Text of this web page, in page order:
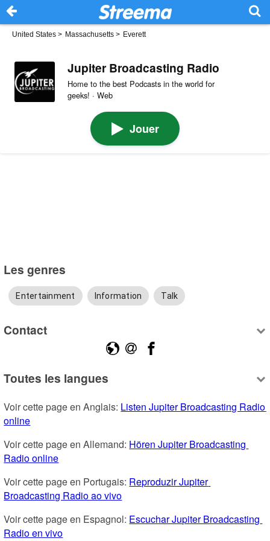
United States > Massachusetts > Everett
Jupiter Broadcasting Radio
Home to the best Podcasts in the world for
geeks! · Web
Jouer
Les genres
Entertainment Information Talk
Contact
Toutes les langues
Voir cette page en Anglais: Listen Jupiter Broadcasting Radio
online
Voir cette page en Allemand: Hören Jupiter Broadcasting
Radio online
Voir cette page en Portugais: Reproduzir Jupiter
Broadcasting Radio ao vivo
Voir cette page en Espagnol: Escuchar Jupiter Broadcasting
Radio en vivo